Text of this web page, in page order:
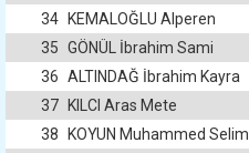
34
KEMALOĞLU Alperen
35 GÖNÜL İbrahim Sami
36 ALTINDAĞ İbrahim Kayra
37
KILCI Aras Mete
38
KOYUN Muhammed Selim